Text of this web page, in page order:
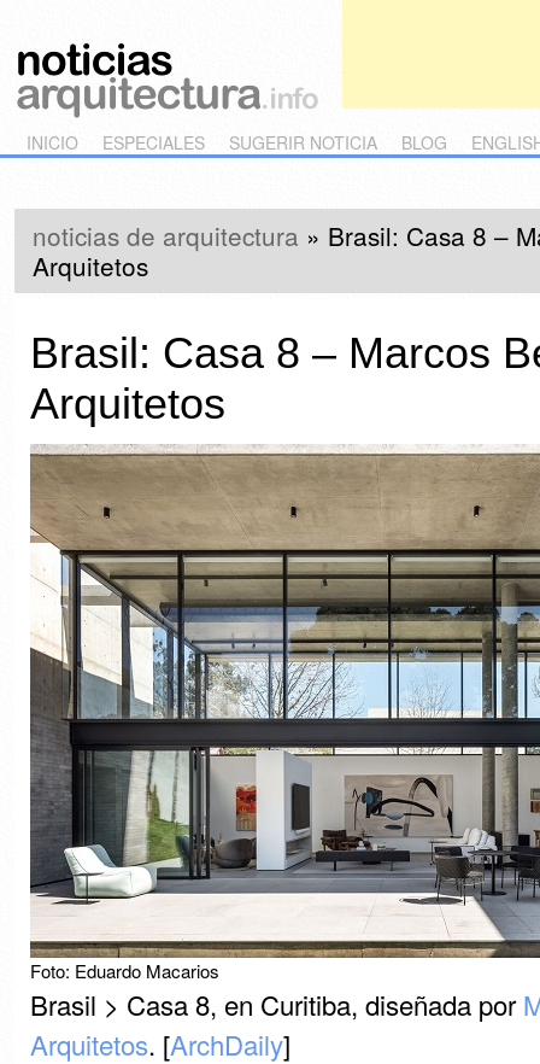
Main menu
Skip to primary content
Skip to secondary content
INICIO ESPECIALES SUGERIR NOTICIA BLOG
noticias de arquitectura » Brasil: Casa 8 –
Arquitetos
Brasil: Casa 8 – Marcos
Arquitetos
Foto: Eduardo Macarios
Brasil > Casa 8, en Curitiba, diseñada por
Arquitetos. [ArchDaily]